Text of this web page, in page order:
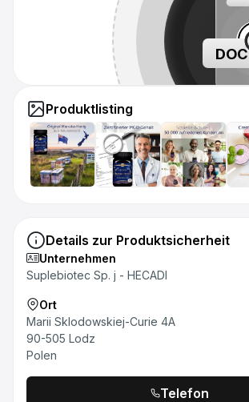
DOC
Produktlisting
Details zur Produktsicherheit
Unternehmen
Suplebiotec Sp. j - HECADI
Ort
Marii Sklodowskiej-Curie 4A
90-505 Lodz
Polen
Telefon